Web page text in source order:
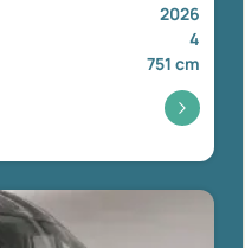
2026
4
751 cm